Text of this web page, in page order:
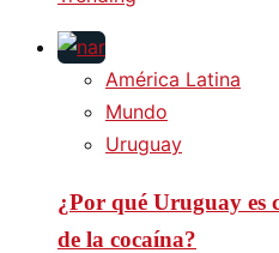
América Latina
Mundo
Uruguay
¿Por qué Uruguay es
de la cocaína?